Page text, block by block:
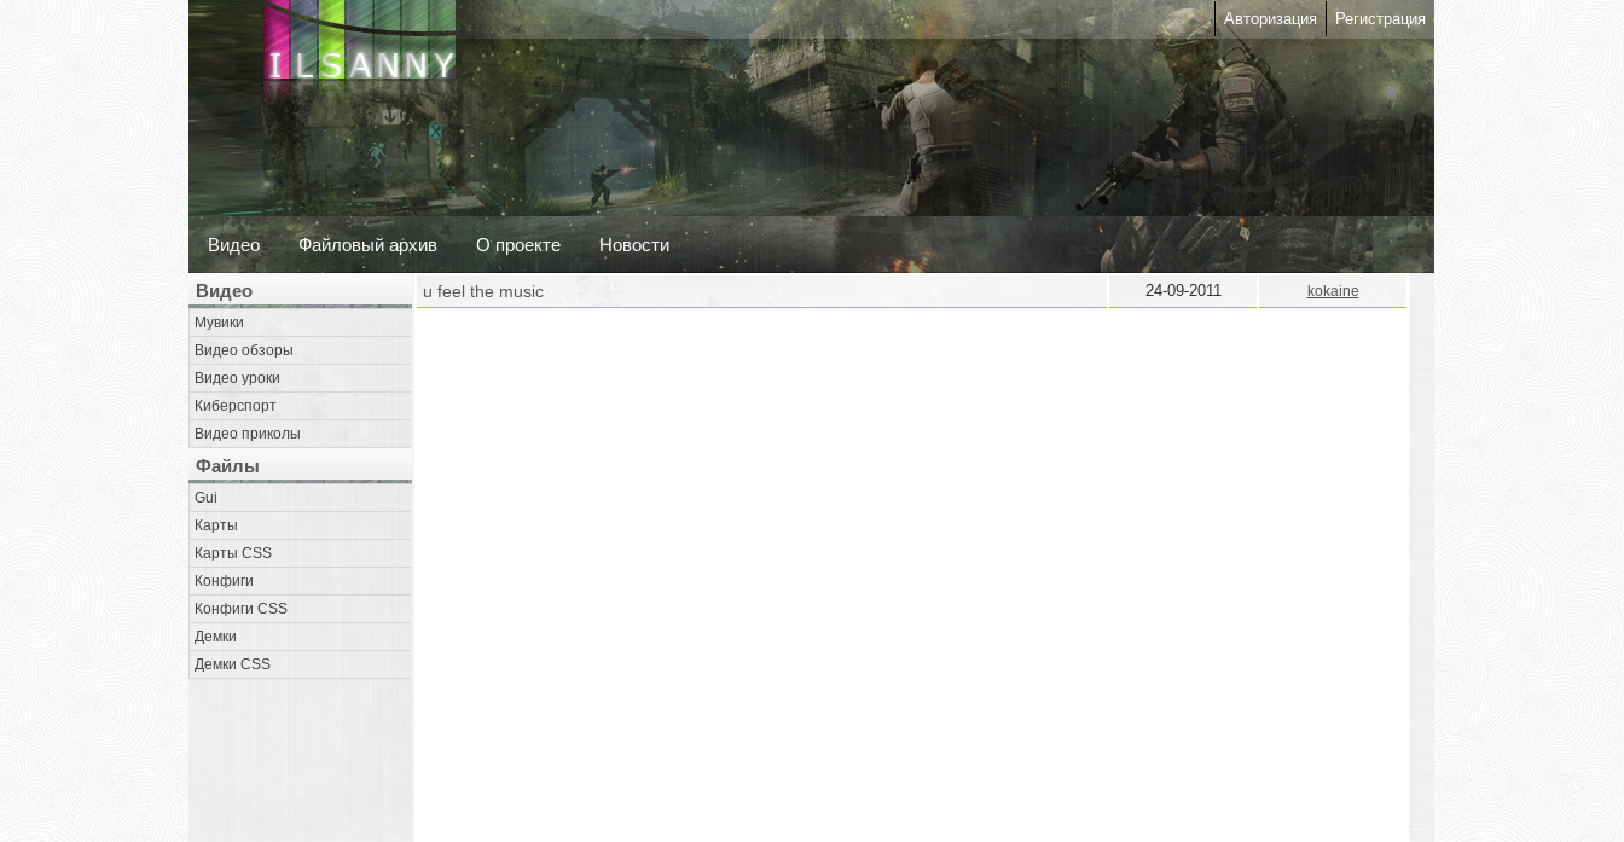
Авторизация Регистрация
Видео Файловый архив О проекте Новости
Видео
Мувики
Видео обзоры
Видео уроки
Киберспорт
Видео приколы
Файлы
Gui
Карты
Карты CSS
Конфиги
Конфиги CSS
Демки
Демки CSS
u feel the music 24-09-2011 kokaine